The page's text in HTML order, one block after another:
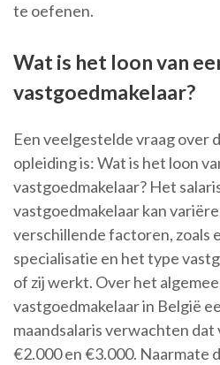
te oefenen.
Wat is het loon van
vastgoedmakelaar?
Een veelgestelde vraag over
opleiding is: Wat is het loon
vastgoedmakelaar? Het
vastgoedmakelaar kan
verschillende factoren, zoals
specialisatie en het type
of zij werkt. Over het
vastgoedmakelaar in België
maandsalaris verwachten
€2.000 en €3.000. Naarmate